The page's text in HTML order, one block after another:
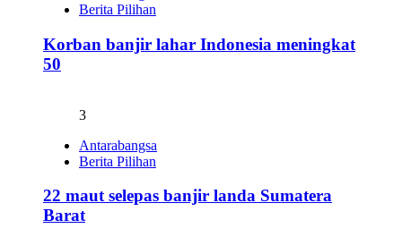
Berita Pilihan
Korban banjir lahar Indonesia meningkat
50
3
Antarabangsa
Berita Pilihan
22 maut selepas banjir landa Sumatera
Barat